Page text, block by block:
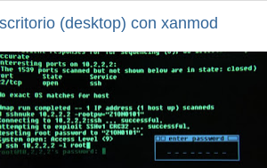
(desktop) con xanmod